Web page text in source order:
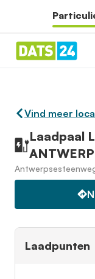
Vind meer
Laadpaal
Laadpunten